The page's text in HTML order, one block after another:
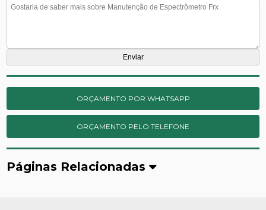
ORÇAMENTO POR WHATSAPP
ORÇAMENTO PELO TELEFONE
Páginas Relacionadas